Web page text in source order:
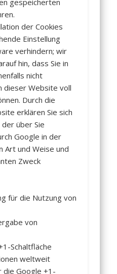
gespeicherten
der Cookies
Einstellung
verhindern; wir
hin, dass Sie in
nicht
dieser Website voll
Durch die
erklären Sie sich
über Sie
Google in der
Art und Weise und
Zweck
für die Nutzung von
von
Schaltfläche
weltweit
die Google +1-